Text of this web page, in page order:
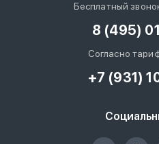
Бесплатный
8 (495)
Согласно
+7 (931)